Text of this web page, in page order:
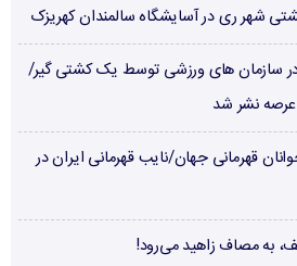
شهر ری در آسایشگاه سالمندان کهریزک
در سازمان های ورزشی توسط یک کشتی گیر/
عرصه نشر شد
قهرمانی جهان/نایب قهرمانی ایران در
به مصاف زاهید می‌رود!